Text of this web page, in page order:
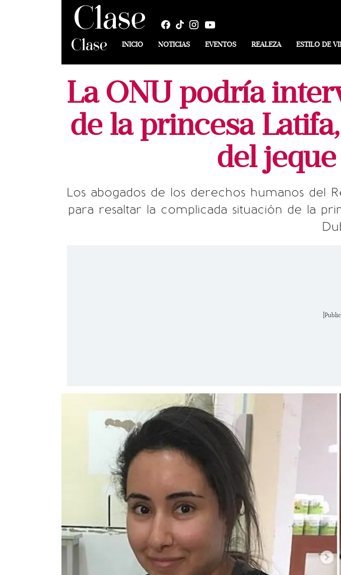
INICIO NOTICIAS EVENTOS REALEZA ESTILO DE
La ONU podría
de la princesa
del
Los abogados de los derechos humanos del
para resaltar la complicada situación de la